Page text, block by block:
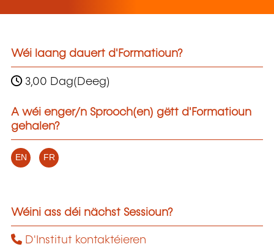
Wéi laang dauert d'Formatioun?
3,00 Dag(Deeg)
A wéi enger/n Sprooch(en) gëtt d'Formatioun
gehalen?
EN FR
Wéini ass déi nächst Sessioun?
D'Institut kontaktéieren